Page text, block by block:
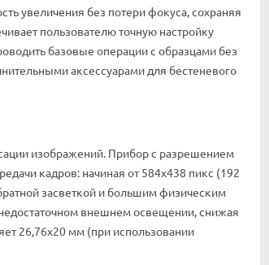
увеличения без потери фокуса, сохраняя
пользователю точную настройку
базовые операции с образцами без
аксессуарами для бестеневого
изображений. Прибор с разрешением
кадров: начиная от 584x438 пикс (192
засветкой и большим физическим
внешнем освещении, снижая
26,76х20 мм (при использовании